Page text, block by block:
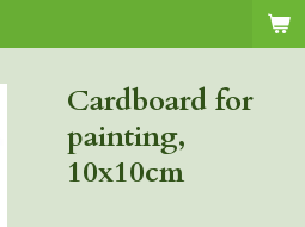
Cardboard for
painting,
10x10cm